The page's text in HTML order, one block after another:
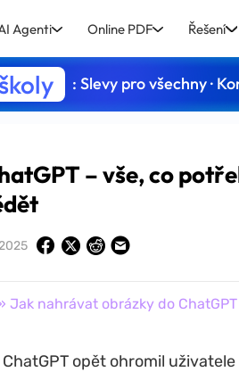
Agenti Online PDF Řešení
: Slevy pro všechny ·
– vše, co
Jak nahrávat obrázky do
opět ohromil